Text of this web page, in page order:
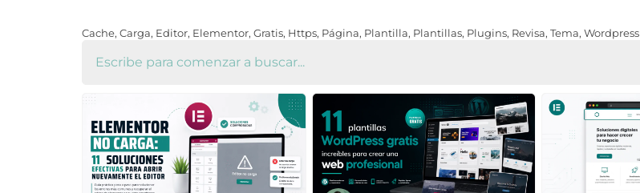
Cache, Carga, Editor, Elementor, Gratis, Https, Página, Plantilla, Plantillas, Plugins, Revisa, Tema, Wordpress